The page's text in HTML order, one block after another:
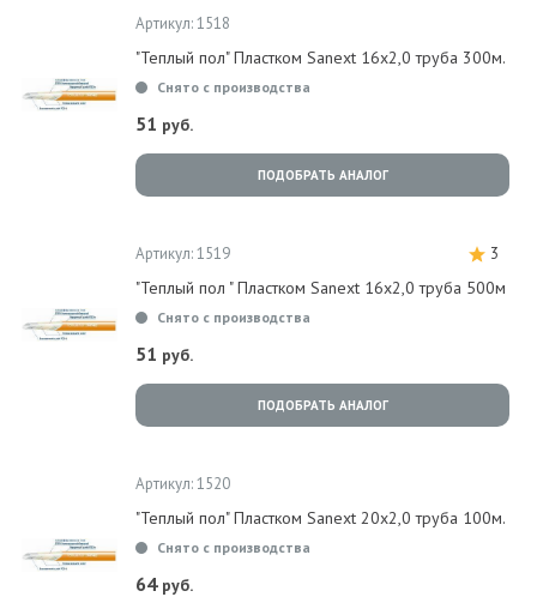
Артикул: 1518
"Теплый пол" Пластком Sanext 16х2,0 труба 300м.
Снято с производства
51 руб.
ПОДОБРАТЬ АНАЛОГ
Артикул: 1519 3
"Теплый пол " Пластком Sanext 16х2,0 труба 500м
Снято с производства
51 руб.
ПОДОБРАТЬ АНАЛОГ
Артикул: 1520
"Теплый пол" Пластком Sanext 20х2,0 труба 100м.
Снято с производства
64 руб.